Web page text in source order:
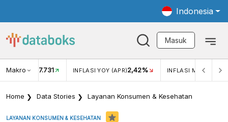
Indonesia
Masuk
Makro
USD/IDR 17.731 INFLASI YOY (APR)2,42% INFLASI MOM (APR)
Home Data Stories Layanan Konsumen & Kesehatan
LAYANAN KONSUMEN & KESEHATAN